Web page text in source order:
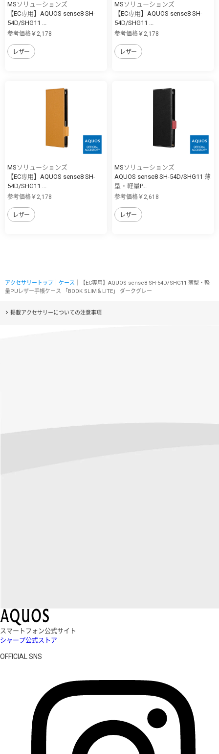
MSソリューションズ
【EC専用】AQUOS sense8 SH-
54D/SHG11 ...
参考価格￥2,178
レザー
MSソリューションズ
【EC専用】AQUOS sense8 SH-
54D/SHG11 ...
参考価格￥2,178
レザー
MSソリューションズ
【EC専用】AQUOS sense8 SH-
54D/SHG11 ...
参考価格￥2,178
レザー
MSソリューションズ
AQUOS sense8 SH-54D/SHG11 薄
型・軽量P...
参考価格￥2,618
レザー
アクセサリートップ ケース ｜【EC専用】AQUOS sense8 SH-54D/SHG11 薄型・軽
量PUレザー手帳ケース 「BOOK SLIM＆LITE」 ダークグレー
掲載アクセサリーについての注意事項
スマートフォン公式サイト
シャープ公式ストア
OFFICIAL SNS